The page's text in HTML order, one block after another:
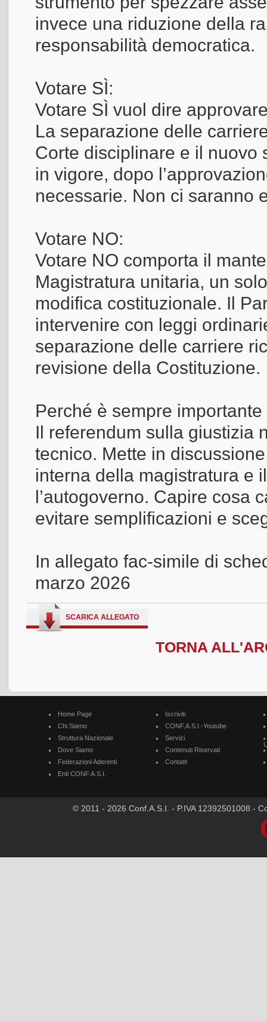
invece una riduzione della
responsabilità democratica.
Votare SÌ:
Votare SÌ vuol dire
La separazione delle
Corte disciplinare e il nuovo
in vigore, dopo
necessarie. Non ci saranno
Votare NO:
Votare NO comporta il
Magistratura unitaria, un
modifica costituzionale. Il
intervenire con leggi
separazione delle carriere
revisione della Costituzione.
Perché è sempre
Il referendum sulla giustizia
tecnico. Mette in
interna della magistratura e
l’autogoverno. Capire cosa
evitare semplificazioni e
In allegato fac-simile di
marzo 2026
SCARICA ALLEGATO
TORNA
Home Page
Chi Siamo
Struttura Nazionale
Dove Siamo
Federazioni Aderenti
Enti CONF.A.S.I.
Iscriviti
CONF.A.S.I.-Youtube
Servizi
Contenuti Riservati
Contatti
© 2011 - 2026 Conf.A.S.I. - P.IVA 12392501008 -